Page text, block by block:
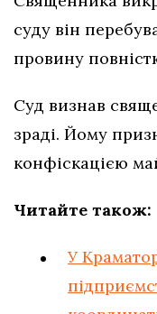
суду він
провину
Суд визнав
зраді. Йому
конфіскацією
Читайте також:
У